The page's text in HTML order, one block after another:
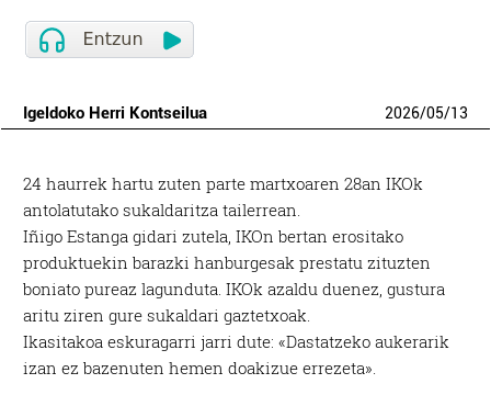
Igeldoko Herri Kontseilua 2026/05/13
24 haurrek hartu zuten parte mar­txoaren 28an IKOk
antolatutako sukaldaritza tailerrean.
Iñigo Estanga gidari zutela, IKOn bertan erositako
produktuekin barazki hanburgesak prestatu zituzten
boniato pureaz lagunduta. IKOk azaldu duenez, gustura
aritu ziren gure sukaldari gaztetxoak.
Ikasitakoa eskuragarri jarri dute: «Dastatzeko aukerarik
izan ez bazenuten hemen doakizue errezeta».